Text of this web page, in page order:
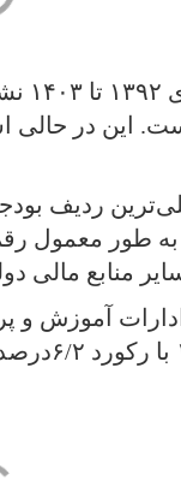
ردیف
منابع مالی